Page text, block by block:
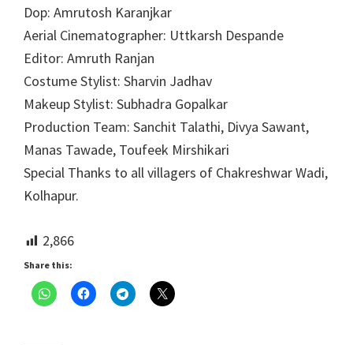
Dop: Amrutosh Karanjkar
Aerial Cinematographer: Uttkarsh Despande
Editor: Amruth Ranjan
Costume Stylist: Sharvin Jadhav
Makeup Stylist: Subhadra Gopalkar
Production Team: Sanchit Talathi, Divya Sawant,
Manas Tawade, Toufeek Mirshikari
Special Thanks to all villagers of Chakreshwar Wadi,
Kolhapur.
2,866
Share this: